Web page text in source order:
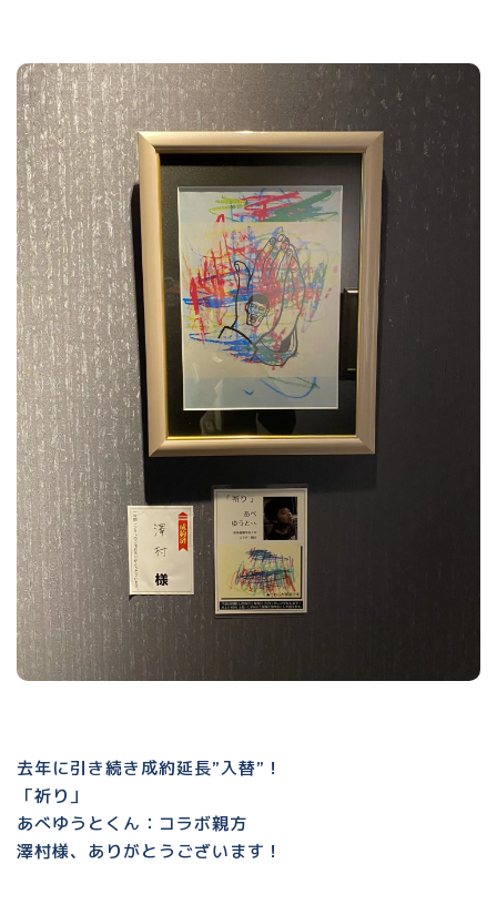
去年に引き続き成約延長”入替”！
「祈り」
あべゆうとくん：コラボ親方
澤村様、ありがとうございます！